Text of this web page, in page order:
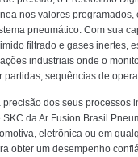
nos valores
pneumático. Com sua
filtrado e gases inertes,
industriais onde o
sequências de
dos seus processos
da Ar Fusion Brasil
eletrônica ou em
obter um desempenho